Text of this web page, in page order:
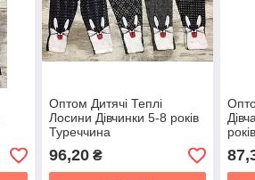
Оптом Дитячі Теплі
Лосини Дівчинки 5-8 років
Туреччина
96,20₴